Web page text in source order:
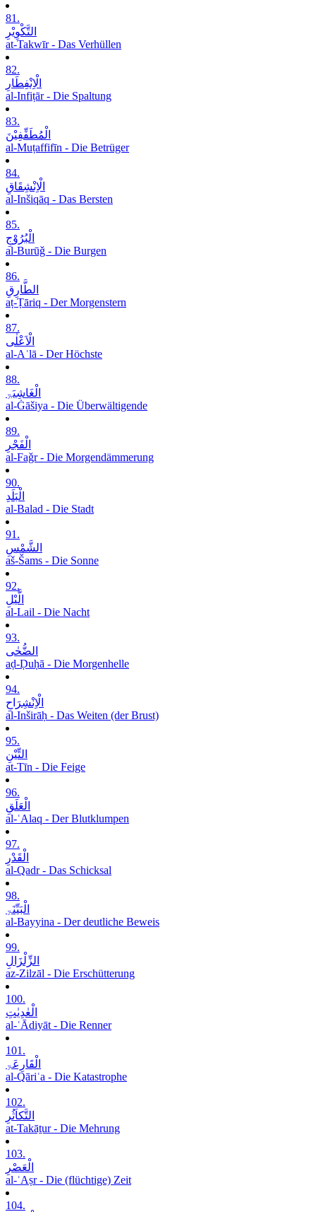
81.
التَّکْوِیْرِ
at-Takwīr - Das Verhüllen
82.
الْاِنْفِطَارِ
al-Infiṭār - Die Spaltung
83.
الْمُطَفِّفِیْنَ
al-Muṭaffifīn - Die Betrüger
84.
الْاِنْشِقَاقِ
al-Inšiqāq - Das Bersten
85.
الْبُرُوْجِ
al-Burūǧ - Die Burgen
86.
الطَّارِقِ
aṭ-Ṭāriq - Der Morgenstern
87.
الْاَعْلٰی
al-Aʿlā - Der Höchste
88.
الْغَاشِیَۃِ
al-Ġāšiya - Die Überwältigende
89.
الْفَجْرِ
al-Faǧr - Die Morgendämmerung
90.
الْبَلَدِ
al-Balad - Die Stadt
91.
الشَّمْسِ
aš-Šams - Die Sonne
92.
الَّیْلِ
al-Lail - Die Nacht
93.
الضُّحٰی
aḍ-Ḍuḥā - Die Morgenhelle
94.
الْاِنْشِرَاحِ
al-Inširāḥ - Das Weiten (der Brust)
95.
التِّیْنِ
at-Tīn - Die Feige
96.
الْعَلَقِ
al-ʿAlaq - Der Blutklumpen
97.
الْقَدْرِ
al-Qadr - Das Schicksal
98.
الْبَیِّنَۃِ
al-Bayyina - Der deutliche Beweis
99.
الزِّلْزَالِ
az-Zilzāl - Die Erschütterung
100.
الْعٰدِیٰتِ
al-ʿĀdiyāt - Die Renner
101.
الْقَارِعَۃِ
al-Qāriʿa - Die Katastrophe
102.
التَّکاَثُرِ
at-Takāṯur - Die Mehrung
103.
الْعَصْرِ
al-ʿAṣr - Die (flüchtige) Zeit
104.